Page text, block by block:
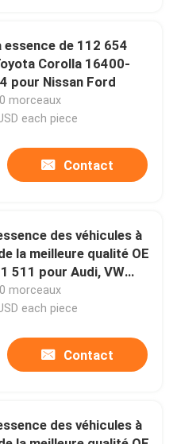
moteur de cabine
de 112 654
Corolla 16400-
pour Nissan Ford
morceaux
each piece
Contact
des véhicules à
la meilleure qualité OE
511 pour Audi, VW
morceaux
each piece
Contact
des véhicules à